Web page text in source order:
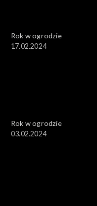
Rok w ogrodzie
17.02.2024
Rok w ogrodzie
03.02.2024